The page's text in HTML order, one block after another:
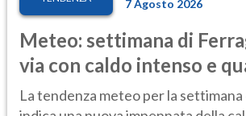
7 Agosto 2026
Meteo: settimana di
via con caldo intenso e
temporale
La tendenza meteo per la